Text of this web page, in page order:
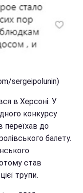
sergeipolunin)
в Херсоні. У
конкурсу
переїхав до
балету.
став
трупи.